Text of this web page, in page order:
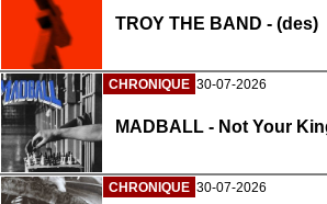
TROY THE BAND - (des)
CHRONIQUE 30-07-2026
MADBALL - Not Your
CHRONIQUE 30-07-2026